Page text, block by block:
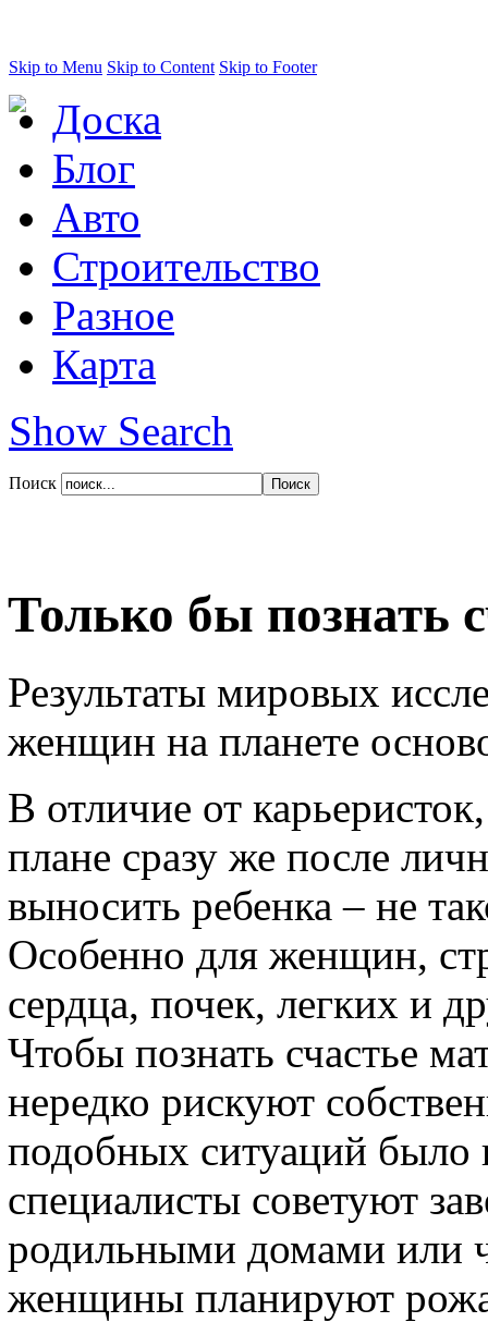
Skip to Menu Skip to Content Skip to Footer
Доска
Блог
Авто
Строительство
Разное
Карта
Show Search
Поиск
Только бы познать
Результаты мировых
женщин на планете
В отличие от
плане сразу же после
выносить ребенка – не
Особенно для женщин,
сердца, почек, легких и
Чтобы познать счастье
нередко рискуют
подобных ситуаций
специалисты советуют
родильными домами или
женщины планируют